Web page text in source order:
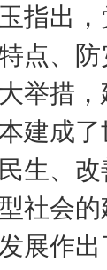
出，
点、
举措
建成
生、
社会
展作